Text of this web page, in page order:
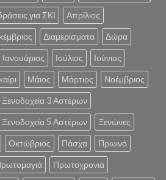
για ΣΚΙ Απρίλιος
Διαμερίσματα Δώρα
Ιανουάριος Ιούλιος Ιούνιος
Μάιος Μάρτιος Νοέμβριος
Ξενοδοχεία 3 Αστέρων
Ξενοδοχεία 5 Αστέρων Ξενώνες
Οκτώβριος Πάσχα Πρωινό
Πρωτοχρονιά